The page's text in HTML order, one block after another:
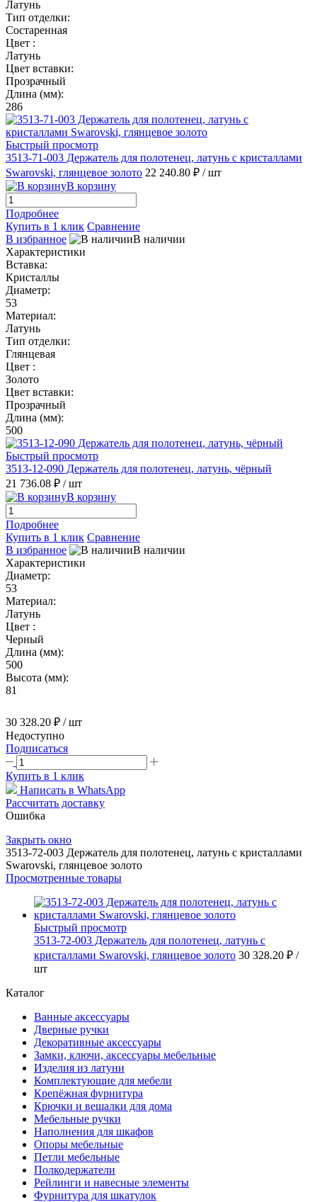
Латунь
Тип отделки:
Состаренная
Цвет :
Латунь
Цвет вставки:
Прозрачный
Длина (мм):
286
Быстрый просмотр
3513-71-003 Держатель для полотенец, латунь с кристаллами
Swarovski, глянцевое золото 22 240.80 ₽ / шт
В корзину
Подробнее
Купить в 1 клик Сравнение
В избранное
В наличии
Характеристики
Вставка:
Кристаллы
Диаметр:
53
Материал:
Латунь
Тип отделки:
Глянцевая
Цвет :
Золото
Цвет вставки:
Прозрачный
Длина (мм):
500
Быстрый просмотр
3513-12-090 Держатель для полотенец, латунь, чёрный
21 736.08 ₽ / шт
В корзину
Подробнее
Купить в 1 клик Сравнение
В избранное
В наличии
Характеристики
Диаметр:
53
Материал:
Латунь
Цвет :
Черный
Длина (мм):
500
Высота (мм):
81
30 328.20 ₽ / шт
Недоступно
Подписаться
Купить в 1 клик
Написать в WhatsApp
Рассчитать доставку
Ошибка
Закрыть окно
3513-72-003 Держатель для полотенец, латунь с кристаллами
Swarovski, глянцевое золото
Просмотренные товары
Быстрый просмотр
3513-72-003 Держатель для полотенец, латунь с
кристаллами Swarovski, глянцевое золото 30 328.20 ₽ /
шт
Каталог
Ванные аксессуары
Дверные ручки
Декоративные аксессуары
Замки, ключи, аксессуары мебельные
Изделия из латуни
Комплектующие для мебели
Крепёжная фурнитура
Крючки и вешалки для дома
Мебельные ручки
Наполнения для шкафов
Опоры мебельные
Петли мебельные
Полкодержатели
Рейлинги и навесные элементы
Фурнитура для шкатулок